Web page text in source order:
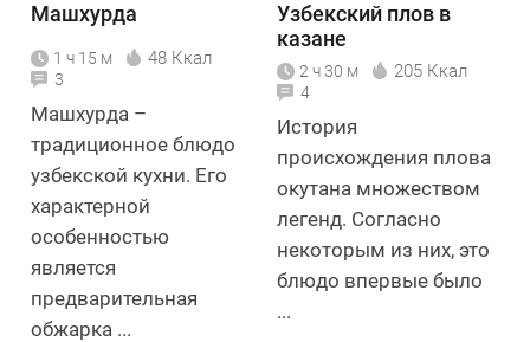
Машхурда
1 ч 15 м 48 Ккал
3
Машхурда –
традиционное блюдо
узбекской кухни. Его
характерной
особенностью
является
предварительная
обжарка ...
Узбекский плов в
казане
2 ч 30 м 205 Ккал
4
История
происхождения плова
окутана множеством
легенд. Согласно
некоторым из них, это
блюдо впервые было
...